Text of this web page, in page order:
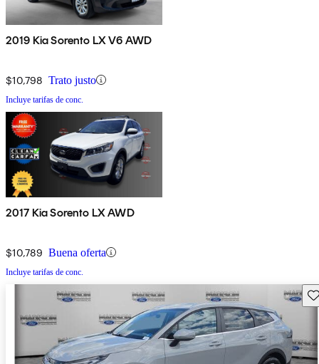
2019 Kia Sorento LX V6 AWD
$10,798 Trato justo
Incluye tarifas de conc.
2017 Kia Sorento LX AWD
$10,789 Buena oferta
Incluye tarifas de conc.